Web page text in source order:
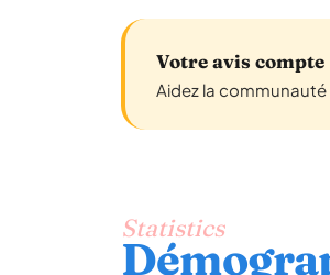
Votre avis compte
Aidez la
Statistics